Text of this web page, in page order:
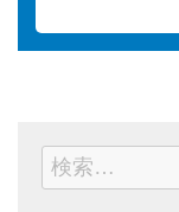
検
索: